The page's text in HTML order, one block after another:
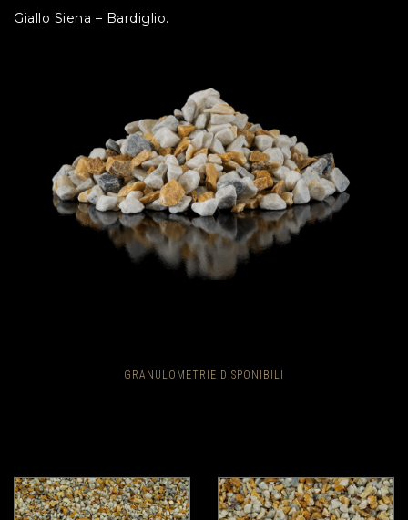
Giallo Siena – Bardiglio.
GRANULOMETRIE DISPONIBILI